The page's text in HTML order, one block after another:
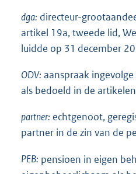
dga: directeur-
artikel 19a, tweede lid,
luidde op 31 december
ODV: aanspraak
als bedoeld in de
partner: echtgenoot,
partner in de zin van de
PEB: pensioen in eigen